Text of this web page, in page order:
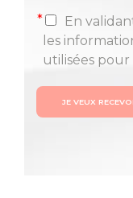
*
En
les
utilisées
JE VEUX